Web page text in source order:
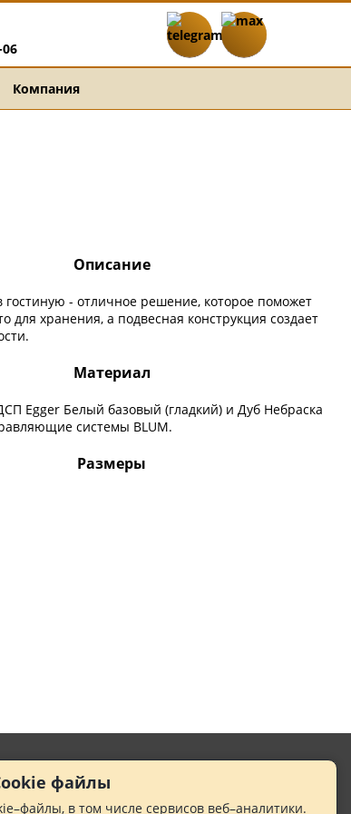
Компания
Описание
гостиную - отличное решение, которое поможет
для хранения, а подвесная конструкция создает
Материал
Egger Белый базовый (гладкий) и Дуб Небраска
системы BLUM.
Размеры
конфиденциальности
файлы
в том числе сервисов веб–аналитики.